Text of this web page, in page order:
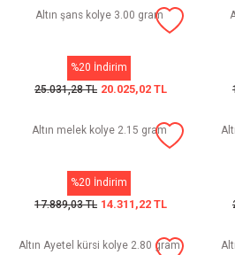
Altın şans kolye 3.00 gram
%20 İndirim
25.031,28 TL 20.025,02 TL
Altın melek kolye 2.15 gram
%20 İndirim
17.889,03 TL 14.311,22 TL
Altın Ayetel kürsi kolye 2.80 gram